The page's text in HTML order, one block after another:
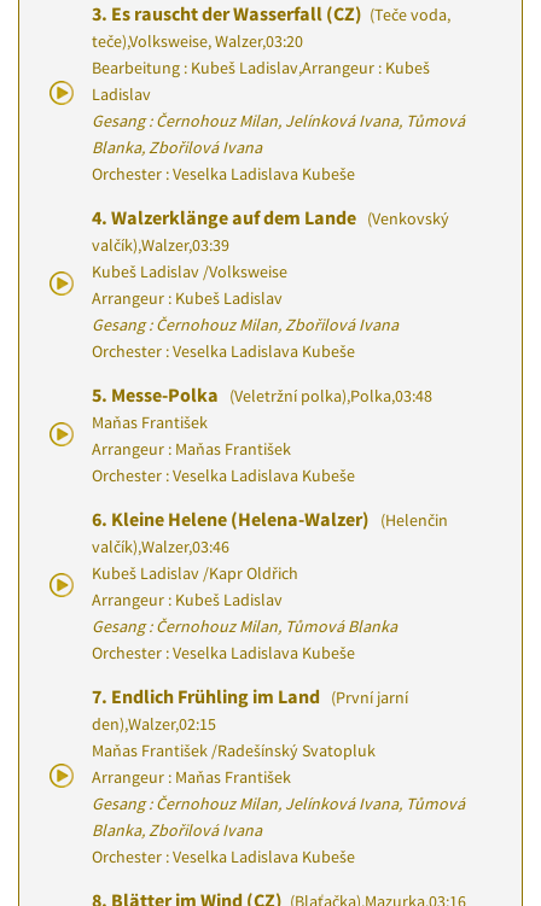
3. Es rauscht der Wasserfall (CZ) (Teče voda,
teče),Volksweise, Walzer,03:20
Bearbeitung : Kubeš Ladislav,Arrangeur : Kubeš
Ladislav
Gesang : Černohouz Milan, Jelínková Ivana, Tůmová
Blanka, Zbořilová Ivana
Orchester : Veselka Ladislava Kubeše
4. Walzerklänge auf dem Lande (Venkovský
valčík),Walzer,03:39
Kubeš Ladislav /Volksweise
Arrangeur : Kubeš Ladislav
Gesang : Černohouz Milan, Zbořilová Ivana
Orchester : Veselka Ladislava Kubeše
5. Messe-Polka (Veletržní polka),Polka,03:48
Maňas František
Arrangeur : Maňas František
Orchester : Veselka Ladislava Kubeše
6. Kleine Helene (Helena-Walzer)
(Helenčin
valčík),Walzer,03:46
Kubeš Ladislav /Kapr Oldřich
Arrangeur : Kubeš Ladislav
Gesang : Černohouz Milan, Tůmová Blanka
Orchester : Veselka Ladislava Kubeše
7. Endlich Frühling im Land (První jarní
den),Walzer,02:15
Maňas František /Radešínský Svatopluk
Arrangeur : Maňas František
Gesang : Černohouz Milan, Jelínková Ivana, Tůmová
Blanka, Zbořilová Ivana
Orchester : Veselka Ladislava Kubeše
8. Blätter im Wind (CZ) (Blaťačka),Mazurka,03:16